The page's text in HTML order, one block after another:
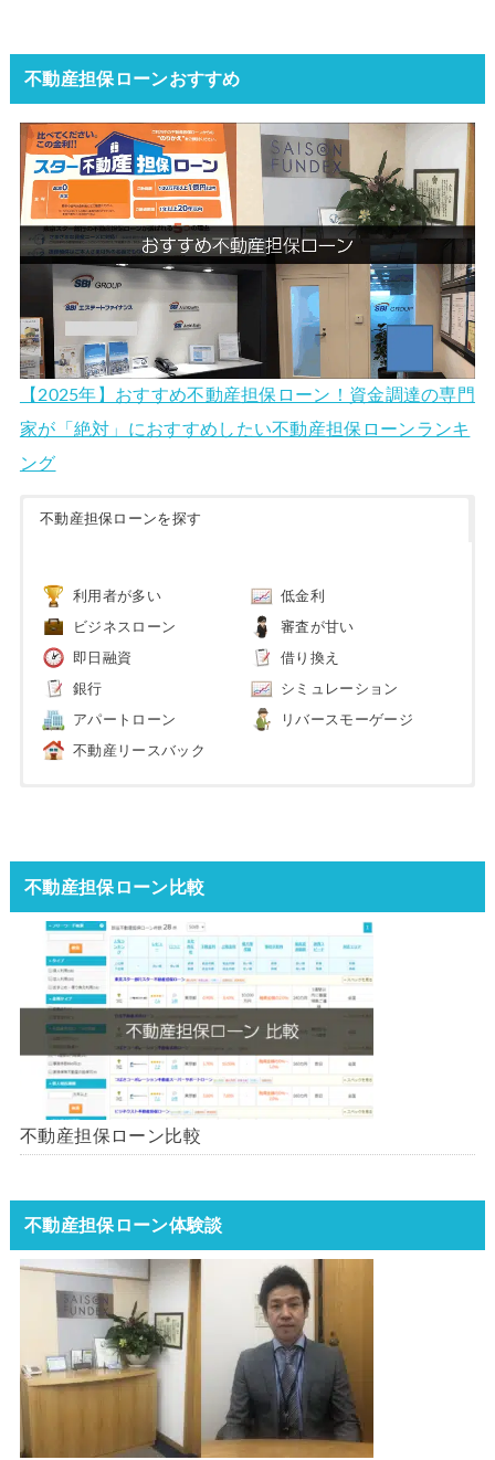
不動産担保ローンおすすめ
【2025年】おすすめ不動産担保ローン！資金調達の専門
家が「絶対」におすすめしたい不動産担保ローンランキ
ング
不動産担保ローンを探す
利用者が多い 低金利
ビジネスローン 審査が甘い
即日融資 借り換え
銀行 シミュレーション
アパートローン リバースモーゲージ
不動産リースバック
不動産担保ローン比較
不動産担保ローン比較
不動産担保ローン体験談